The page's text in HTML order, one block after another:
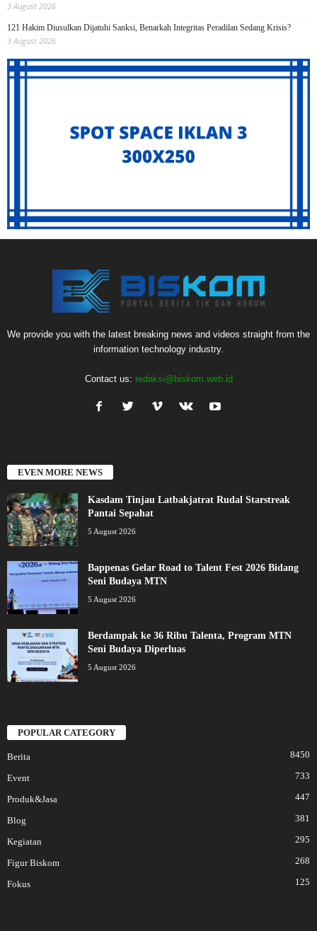
3 August 2026
121 Hakim Diusulkan Dijatuhi Sanksi, Benarkah Integritas Peradilan Sedang Krisis?
3 August 2026
We provide you with the latest breaking news and videos straight from the
information technology industry.
Contact us: redaksi@biskom.web.id
EVEN MORE NEWS
Kasdam Tinjau Latbakjatrat Rudal Starstreak
Pantai Sepahat
5 August 2026
Bappenas Gelar Road to Talent Fest 2026 Bidang
Seni Budaya MTN
5 August 2026
Berdampak ke 36 Ribu Talenta, Program MTN
Seni Budaya Diperluas
5 August 2026
POPULAR CATEGORY
Berita 8450
Event 733
Produk&Jasa 447
Blog 381
Kegiatan 295
Figur Biskom 268
Fokus 125